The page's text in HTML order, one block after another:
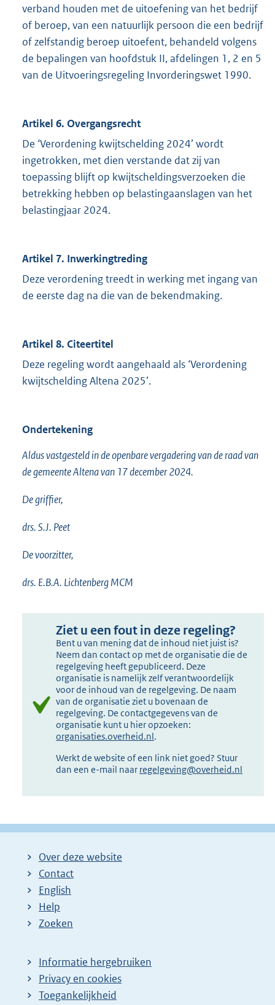
verband houden met de uitoefening van het bedrijf
of beroep, van een natuurlijk persoon die een bedrijf
of zelfstandig beroep uitoefent, behandeld volgens
de bepalingen van hoofdstuk II, afdelingen 1, 2 en 5
van de Uitvoeringsregeling Invorderingswet 1990.
Artikel 6. Overgangsrecht
De ‘Verordening kwijtschelding 2024’ wordt
ingetrokken, met dien verstande dat zij van
toepassing blijft op kwijtscheldingsverzoeken die
betrekking hebben op belastingaanslagen van het
belastingjaar 2024.
Artikel 7. Inwerkingtreding
Deze verordening treedt in werking met ingang van
de eerste dag na die van de bekendmaking.
Artikel 8. Citeertitel
Deze regeling wordt aangehaald als ‘Verordening
kwijtschelding Altena 2025’.
Ondertekening
Aldus vastgesteld in de openbare vergadering van de raad van
de gemeente Altena van 17 december 2024.
De griffier,
drs. S.J. Peet
De voorzitter,
drs. E.B.A. Lichtenberg MCM
Ziet u een fout in deze regeling?
Bent u van mening dat de inhoud niet juist is?
Neem dan contact op met de organisatie die de
regelgeving heeft gepubliceerd. Deze
organisatie is namelijk zelf verantwoordelijk
voor de inhoud van de regelgeving. De naam
van de organisatie ziet u bovenaan de
regelgeving. De contactgegevens van de
organisatie kunt u hier opzoeken:
organisaties.overheid.nl.
Werkt de website of een link niet goed? Stuur
dan een e-mail naar regelgeving@overheid.nl
Over deze website
Contact
English
Help
Zoeken
Informatie hergebruiken
Privacy en cookies
Toegankelijkheid